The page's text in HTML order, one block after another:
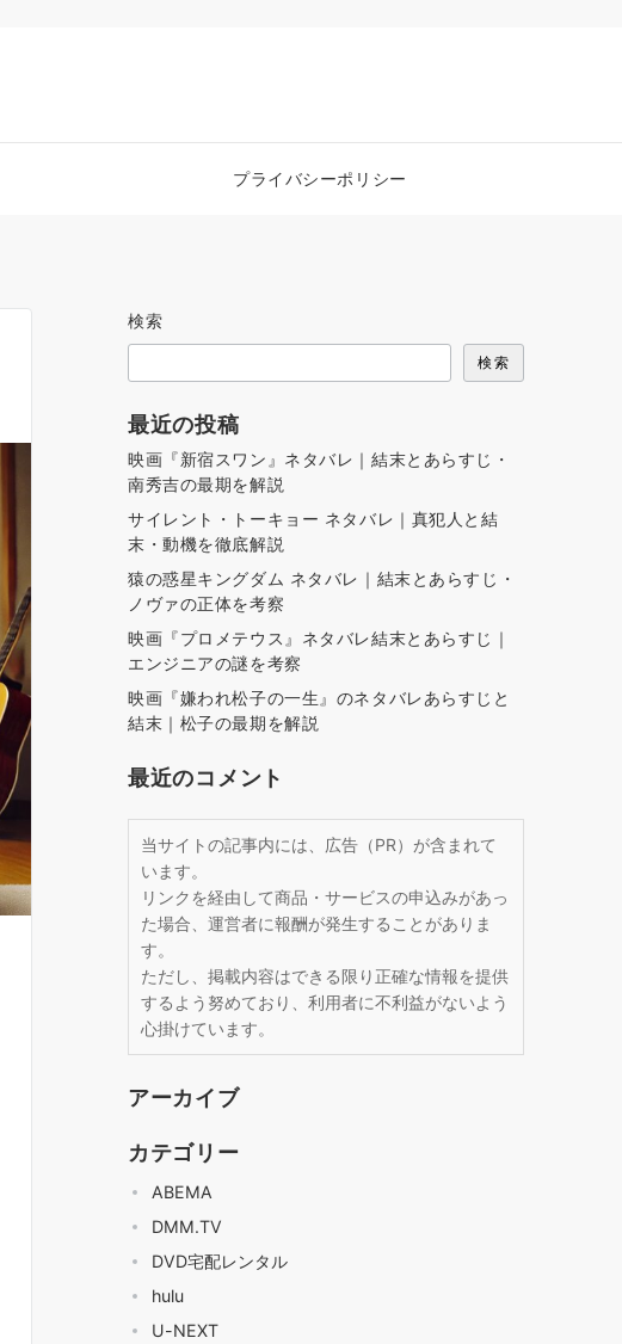
プライバシーポリシー
検索
検索
最近の投稿
映画『新宿スワン』ネタバレ｜結末とあらすじ・
南秀吉の最期を解説
サイレント・トーキョー ネタバレ｜真犯人と結
末・動機を徹底解説
猿の惑星キングダム ネタバレ｜結末とあらすじ・
ノヴァの正体を考察
映画『プロメテウス』ネタバレ結末とあらすじ｜
エンジニアの謎を考察
映画『嫌われ松子の一生』のネタバレあらすじと
結末｜松子の最期を解説
最近のコメント
当サイトの記事内には、広告（PR）が含まれて
います。
リンクを経由して商品・サービスの申込みがあっ
た場合、運営者に報酬が発生することがありま
す。
ただし、掲載内容はできる限り正確な情報を提供
するよう努めており、利用者に不利益がないよう
心掛けています。
アーカイブ
カテゴリー
ABEMA
DMM.TV
DVD宅配レンタル
hulu
U-NEXT